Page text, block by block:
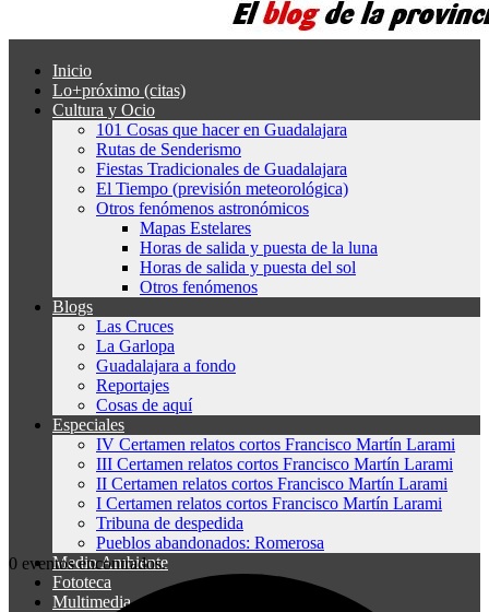
Inicio
Lo+próximo (citas)
Cultura y Ocio
101 Cosas que hacer en Guadalajara
Rutas de Senderismo
Fiestas Tradicionales de Guadalajara
El Tiempo (previsión meteorológica)
Otros fenómenos astronómicos
Mapas Estelares
Horas de salida y puesta de la luna
Horas de salida y puesta del sol
Otros fenómenos
Blogs
Las Cruces
La Garlopa
Guadalajara a fondo
Reportajes
Cosas de aquí
Especiales
IV Certamen relatos cortos Francisco Martín Larami
III Certamen relatos cortos Francisco Martín Larami
II Certamen relatos cortos Francisco Martín Larami
I Certamen relatos cortos Francisco Martín Larami
Tribuna de despedida
Pueblos abandonados: Romerosa
Medio Ambiente
Fototeca
Multimedia
0 eventos encontrados.